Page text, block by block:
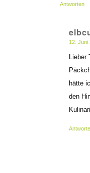
Antworten
12. Juni
hätte
den